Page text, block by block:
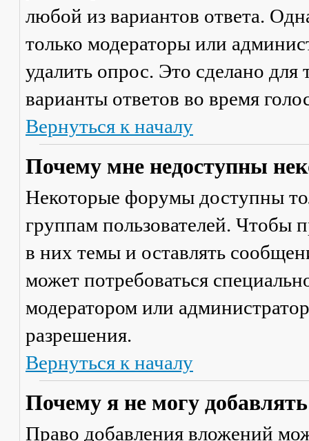
любой из вариантов ответа.
только модераторы или
удалить опрос. Это сделано для
варианты ответов во время
Вернуться к началу
Почему мне недоступны
Некоторые форумы доступны
группам пользователей. Чтобы
в них темы и оставлять
может потребоваться
модератором или
разрешения.
Вернуться к началу
Почему я не могу
Право добавления вложений